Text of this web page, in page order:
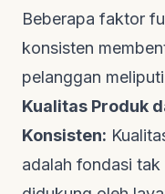
Beberapa faktor
konsisten
pelanggan
Kualitas Produk
Konsisten:
adalah fondasi